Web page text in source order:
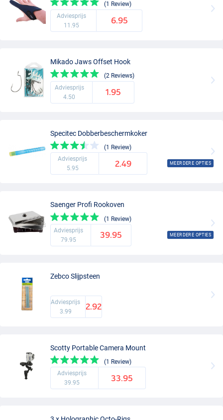
(1 Review)
Adviesprijs
11.95
6.95
MEERDERE OPTIES
Mikado Jaws Offset Hook
(2 Reviews)
Adviesprijs
4.50
1.95
MEERDERE OPTIES
Specitec Dobberbeschermkoker
(1 Review)
Adviesprijs
5.95
2.49
Saenger Profi Rookoven
(1 Review)
Adviesprijs
79.95
39.95
Zebco Slijpsteen
Adviesprijs
3.99
2.92
Scotty Portable Camera Mount
(1 Review)
Adviesprijs
39.95
33.95